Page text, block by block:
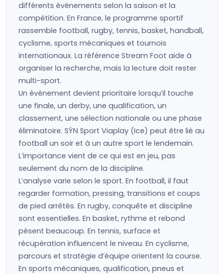
différents événements selon la saison et la
compétition. En France, le programme sportif
rassemble football, rugby, tennis, basket, handball,
cyclisme, sports mécaniques et tournois
internationaux. La référence Stream Foot aide à
organiser la recherche, mais la lecture doit rester
multi-sport.
Un événement devient prioritaire lorsqu’il touche
une finale, un derby, une qualification, un
classement, une sélection nationale ou une phase
éliminatoire. SÝN Sport Viaplay (Ice) peut être lié au
football un soir et à un autre sport le lendemain.
L’importance vient de ce qui est en jeu, pas
seulement du nom de la discipline.
L’analyse varie selon le sport. En football, il faut
regarder formation, pressing, transitions et coups
de pied arrêtés. En rugby, conquête et discipline
sont essentielles. En basket, rythme et rebond
pèsent beaucoup. En tennis, surface et
récupération influencent le niveau. En cyclisme,
parcours et stratégie d’équipe orientent la course.
En sports mécaniques, qualification, pneus et